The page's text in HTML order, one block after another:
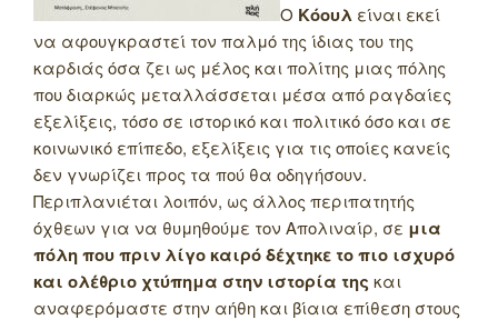
Ο Κόουλ είναι εκεί
να αφουγκραστεί τον παλμό της ίδιας του της
καρδιάς όσα ζει ως μέλος και πολίτης μιας πόλης
που διαρκώς μεταλλάσσεται μέσα από ραγδαίες
εξελίξεις, τόσο σε ιστορικό και πολιτικό όσο και σε
κοινωνικό επίπεδο, εξελίξεις για τις οποίες κανείς
δεν γνωρίζει προς τα πού θα οδηγήσουν.
Περιπλανιέται λοιπόν, ως άλλος περιπατητής
όχθεων για να θυμηθούμε τον Απολιναίρ, σε μια
πόλη που πριν λίγο καιρό δέχτηκε το πιο ισχυρό
και ολέθριο χτύπημα στην ιστορία της και
αναφερόμαστε στην αήθη και βίαια επίθεση στους